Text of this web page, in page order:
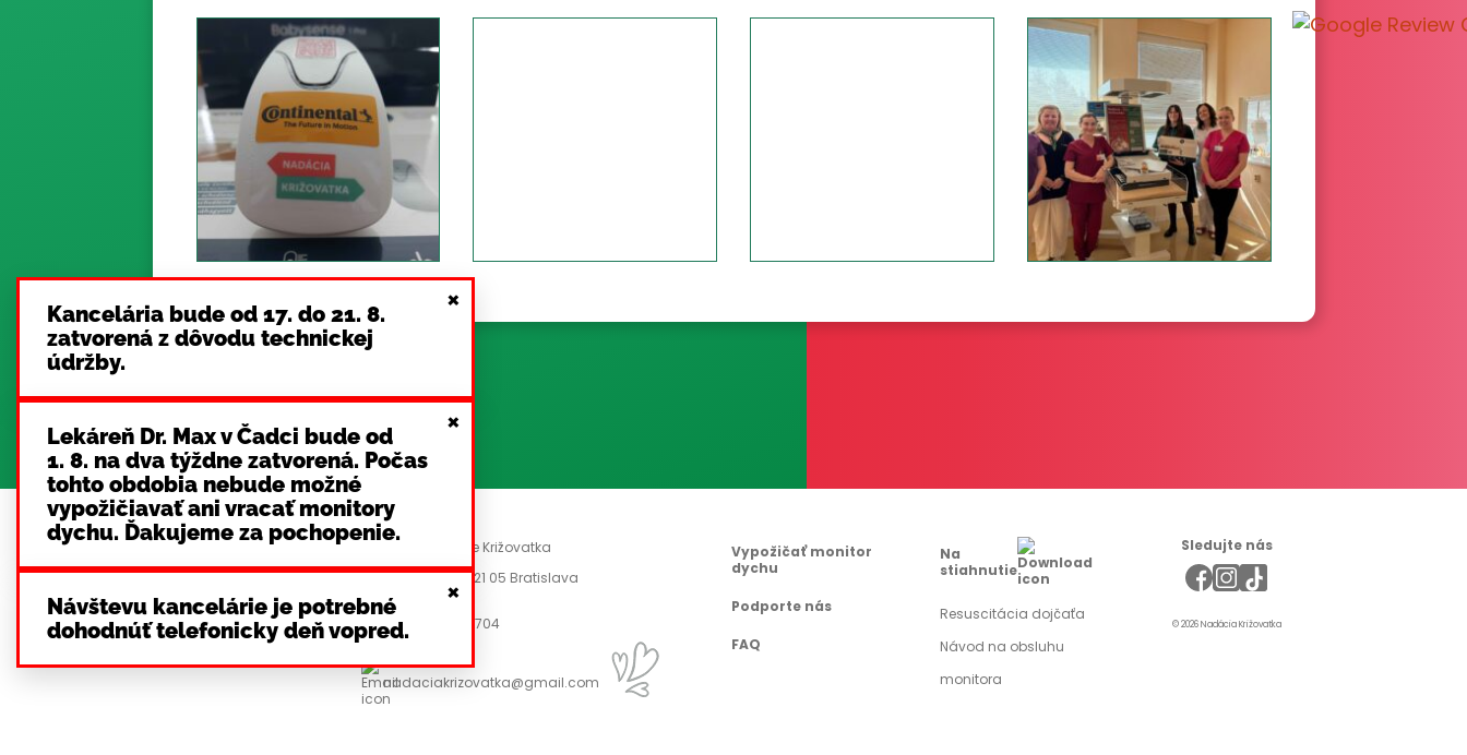
Sídlo Nadácie Križovatka
Na piesku 8, 821 05 Bratislava
+421 904 897 704
nadaciakrizovatka@gmail.com
Vypožičať monitor
dychu
Podporte nás
FAQ
Na
stiahnutie
Resuscitácia dojčaťa
Návod na obsluhu
monitora
Sledujte nás
© 2026 Nadácia Križovatka
×
Kancelária bude od 17. do 21. 8.
zatvorená z dôvodu technickej
údržby.
×
Lekáreň Dr. Max v Čadci bude od
1. 8. na dva týždne zatvorená. Počas
tohto obdobia nebude možné
vypožičiavať ani vracať monitory
dychu. Ďakujeme za pochopenie.
×
Návštevu kancelárie je potrebné
dohodnúť telefonicky deň vopred.